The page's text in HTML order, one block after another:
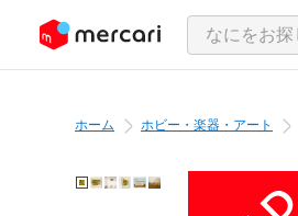
ツにスキップ
ホーム ホビー・楽器・アート